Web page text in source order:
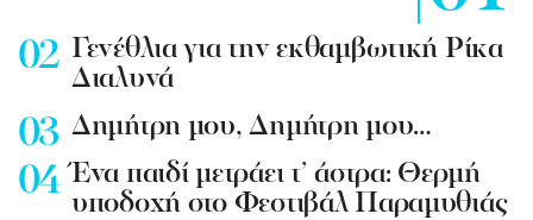
Γενέθλια για την εκθαμβωτική Ρίκα
Διαλυνά
Δημήτρη μου, Δημήτρη μου…
Ένα παιδί μετράει τ’ άστρα: Θερμή
υποδοχή στο Φεστιβάλ Παραμυθιάς